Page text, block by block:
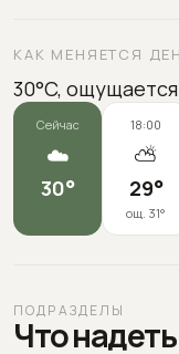
КАК МЕНЯЕТСЯ
30°C, ощущается
Сейчас
☁️
30°
18:00
⛅
29°
ощ. 31°
ПОДРАЗДЕЛЫ
Что